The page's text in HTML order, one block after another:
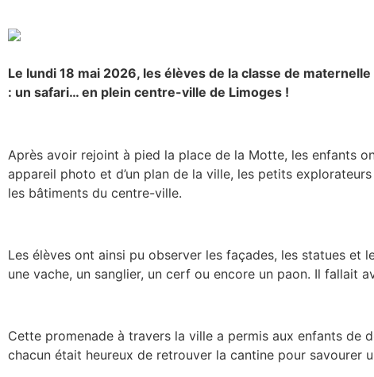
Le lundi 18 mai 2026, les élèves de la classe de
: un safari… en plein centre-ville de Limoges !
Après avoir rejoint à pied la place de la Motte, les enfants
appareil photo et d’un plan de la ville, les petits
les bâtiments du centre-ville.
Les élèves ont ainsi pu observer les façades, les statues et
une vache, un sanglier, un cerf ou encore un paon. Il fallait
Cette promenade à travers la ville a permis aux enfants de
chacun était heureux de retrouver la cantine pour savourer